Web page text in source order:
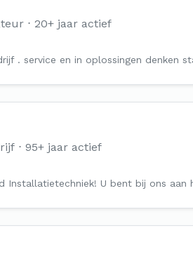
20+ jaar actief
. service en in oplossingen denken
95+ jaar actief
Installatietechniek! U bent bij ons